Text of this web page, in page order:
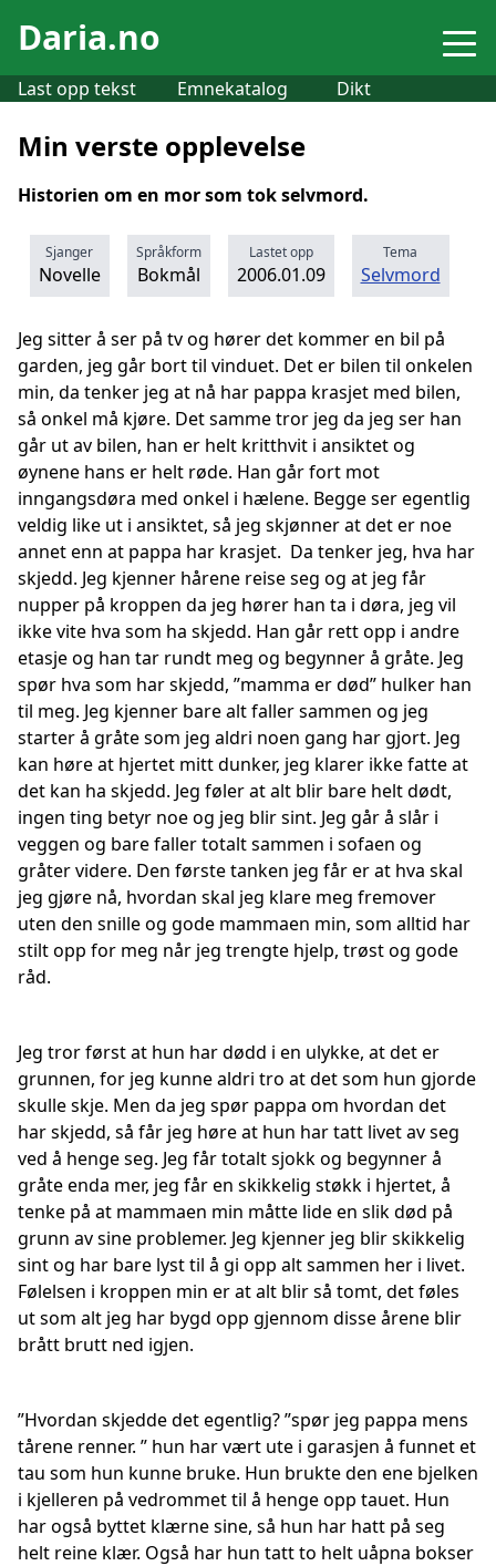
Daria.no
Last opp tekst Emnekatalog Dikt
Min verste opplevelse
Historien om en mor som tok selvmord.
Sjanger
Novelle
Språkform
Bokmål
Lastet opp
2006.01.09
Tema
Selvmord
Jeg sitter å ser på tv og hører det kommer en bil på
garden, jeg går bort til vinduet. Det er bilen til onkelen
min, da tenker jeg at nå har pappa krasjet med bilen,
så onkel må kjøre. Det samme tror jeg da jeg ser han
går ut av bilen, han er helt kritthvit i ansiktet og
øynene hans er helt røde. Han går fort mot
inngangsdøra med onkel i hælene. Begge ser egentlig
veldig like ut i ansiktet, så jeg skjønner at det er noe
annet enn at pappa har krasjet. Da tenker jeg, hva har
skjedd. Jeg kjenner hårene reise seg og at jeg får
nupper på kroppen da jeg hører han ta i døra, jeg vil
ikke vite hva som ha skjedd. Han går rett opp i andre
etasje og han tar rundt meg og begynner å gråte. Jeg
spør hva som har skjedd, ”mamma er død” hulker han
til meg. Jeg kjenner bare alt faller sammen og jeg
starter å gråte som jeg aldri noen gang har gjort. Jeg
kan høre at hjertet mitt dunker, jeg klarer ikke fatte at
det kan ha skjedd. Jeg føler at alt blir bare helt dødt,
ingen ting betyr noe og jeg blir sint. Jeg går å slår i
veggen og bare faller totalt sammen i sofaen og
gråter videre. Den første tanken jeg får er at hva skal
jeg gjøre nå, hvordan skal jeg klare meg fremover
uten den snille og gode mammaen min, som alltid har
stilt opp for meg når jeg trengte hjelp, trøst og gode
råd.
Jeg tror først at hun har dødd i en ulykke, at det er
grunnen, for jeg kunne aldri tro at det som hun gjorde
skulle skje. Men da jeg spør pappa om hvordan det
har skjedd, så får jeg høre at hun har tatt livet av seg
ved å henge seg. Jeg får totalt sjokk og begynner å
gråte enda mer, jeg får en skikkelig støkk i hjertet, å
tenke på at mammaen min måtte lide en slik død på
grunn av sine problemer. Jeg kjenner jeg blir skikkelig
sint og har bare lyst til å gi opp alt sammen her i livet.
Følelsen i kroppen min er at alt blir så tomt, det føles
ut som alt jeg har bygd opp gjennom disse årene blir
brått brutt ned igjen.
”Hvordan skjedde det egentlig? ”spør jeg pappa mens
tårene renner. ” hun har vært ute i garasjen å funnet et
tau som hun kunne bruke. Hun brukte den ene bjelken
i kjelleren på vedrommet til å henge opp tauet. Hun
har også byttet klærne sine, så hun har hatt på seg
helt reine klær. Også har hun tatt to helt uåpna bokser